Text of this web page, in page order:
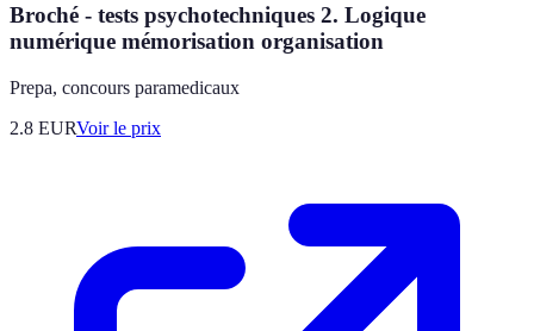
Broché - tests psychotechniques 2. Logique
numérique mémorisation organisation
Prepa, concours paramedicaux
2.8 EURVoir le prix